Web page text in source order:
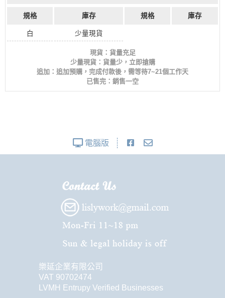
規格 庫存 規格 庫存
白 少量現貨
現貨：貨量充足
少量現貨：貨量少，立即搶購
追加：追加預購，完成付款後，需等待7~21個工作天
已售完：銷售一空
電腦版
樂延企業有限公司
VAT 90702474
LVMH Entrupy Verified Businesses